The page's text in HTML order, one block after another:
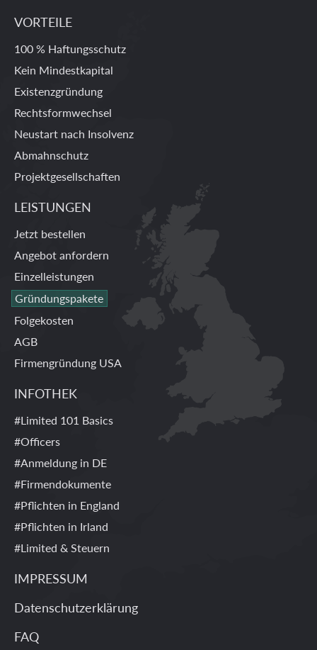
VORTEILE
100 % Haftungsschutz
Kein Mindestkapital
Existenzgründung
Rechtsformwechsel
Neustart nach Insolvenz
Abmahnschutz
Projektgesellschaften
LEISTUNGEN
Jetzt bestellen
Angebot anfordern
Einzelleistungen
Gründungspakete
Folgekosten
AGB
Firmengründung USA
INFOTHEK
#Limited 101 Basics
#Officers
#Anmeldung in DE
#Firmendokumente
#Pflichten in England
#Pflichten in Irland
#Limited & Steuern
IMPRESSUM
Datenschutzerklärung
FAQ